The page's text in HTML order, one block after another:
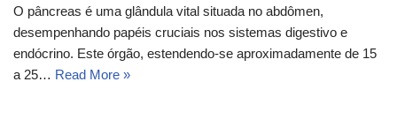
O pâncreas é uma glândula vital situada no abdômen,
desempenhando papéis cruciais nos sistemas digestivo e
endócrino. Este órgão, estendendo-se aproximadamente de 15
a 25… Read More »